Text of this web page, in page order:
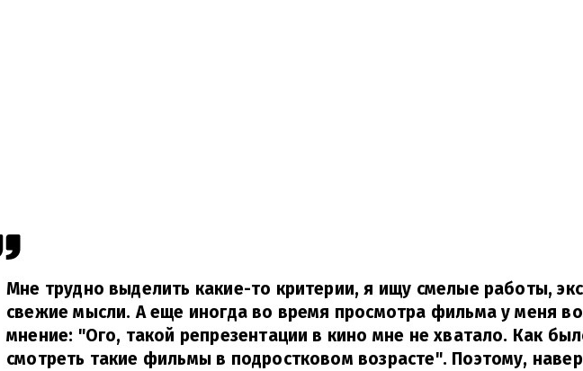
Мне трудно выделить какие-то критерии, я ищу смелые работы,
свежие мысли. А еще иногда во время просмотра фильма у меня
мнение: "Ого, такой репрезентации в кино мне не хватало. Как
смотреть такие фильмы в подростковом возрасте". Поэтому,